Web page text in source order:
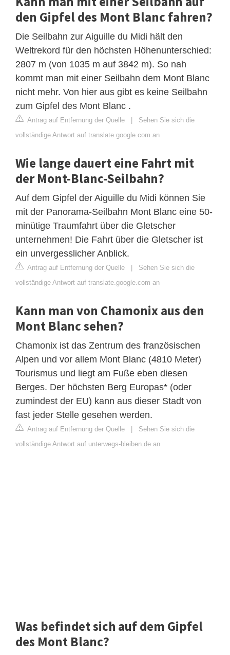
den Gipfel des Mont Blanc fahren?
Die Seilbahn zur Aiguille du Midi hält den
Weltrekord für den höchsten Höhenunterschied:
2807 m (von 1035 m auf 3842 m). So nah
kommt man mit einer Seilbahn dem Mont Blanc
nicht mehr. Von hier aus gibt es keine Seilbahn
zum Gipfel des Mont Blanc .
Antrag auf Entfernung der Quelle | Sehen Sie sich die
vollständige Antwort auf translate.google.com an
Wie lange dauert eine Fahrt mit
der Mont-Blanc-Seilbahn?
Auf dem Gipfel der Aiguille du Midi können Sie
mit der Panorama-Seilbahn Mont Blanc eine 50-
minütige Traumfahrt über die Gletscher
unternehmen! Die Fahrt über die Gletscher ist
ein unvergesslicher Anblick.
Antrag auf Entfernung der Quelle | Sehen Sie sich die
vollständige Antwort auf translate.google.com an
Kann man von Chamonix aus den
Mont Blanc sehen?
Chamonix ist das Zentrum des französischen
Alpen und vor allem Mont Blanc (4810 Meter)
Tourismus und liegt am Fuße eben diesen
Berges. Der höchsten Berg Europas* (oder
zumindest der EU) kann aus dieser Stadt von
fast jeder Stelle gesehen werden.
Antrag auf Entfernung der Quelle | Sehen Sie sich die
vollständige Antwort auf unterwegs-bleiben.de an
Was befindet sich auf dem Gipfel
des Mont Blanc?